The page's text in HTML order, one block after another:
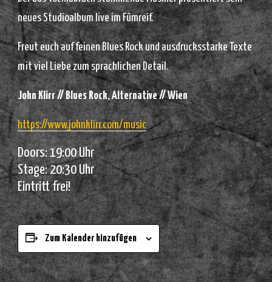
neues Studioalbum live im Fümreif.
Freut euch auf feinen Blues Rock und ausdrucksstarke Texte
mit viel Liebe zum sprachlichen Detail.
John Klirr // Blues Rock, Alternative // Wien
https://www.johnklirr.com/music
Doors: 19:00 Uhr
Stage: 20:30 Uhr
Eintritt frei!
Zum Kalender hinzufügen